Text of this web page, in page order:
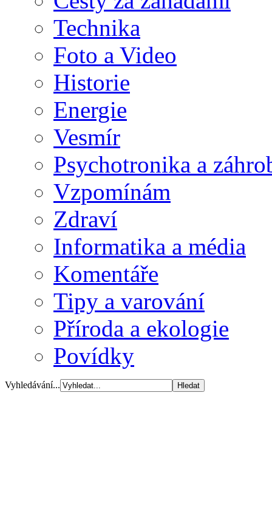
Technika
Foto a Video
Historie
Energie
Vesmír
Psychotronika a
Vzpomínám
Zdraví
Informatika a média
Komentáře
Tipy a varování
Příroda a ekologie
Povídky
Vyhledávání...